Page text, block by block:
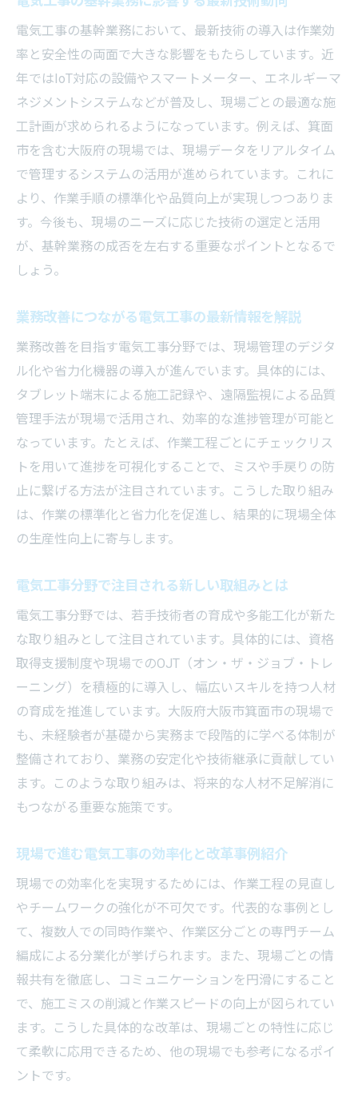
電気工事の基幹業務において、最新技術の導入は作業効
率と安全性の両面で大きな影響をもたらしています。近
年ではIoT対応の設備やスマートメーター、エネルギーマ
ネジメントシステムなどが普及し、現場ごとの最適な施
工計画が求められるようになっています。例えば、箕面
市を含む大阪府の現場では、現場データをリアルタイム
で管理するシステムの活用が進められています。これに
より、作業手順の標準化や品質向上が実現しつつありま
す。今後も、現場のニーズに応じた技術の選定と活用
が、基幹業務の成否を左右する重要なポイントとなるで
しょう。
業務改善につながる電気工事の最新情報を解説
業務改善を目指す電気工事分野では、現場管理のデジタ
ル化や省力化機器の導入が進んでいます。具体的には、
タブレット端末による施工記録や、遠隔監視による品質
管理手法が現場で活用され、効率的な進捗管理が可能と
なっています。たとえば、作業工程ごとにチェックリス
トを用いて進捗を可視化することで、ミスや手戻りの防
止に繋げる方法が注目されています。こうした取り組み
は、作業の標準化と省力化を促進し、結果的に現場全体
の生産性向上に寄与します。
電気工事分野で注目される新しい取組みとは
電気工事分野では、若手技術者の育成や多能工化が新た
な取り組みとして注目されています。具体的には、資格
取得支援制度や現場でのOJT（オン・ザ・ジョブ・トレ
ーニング）を積極的に導入し、幅広いスキルを持つ人材
の育成を推進しています。大阪府大阪市箕面市の現場で
も、未経験者が基礎から実務まで段階的に学べる体制が
整備されており、業務の安定化や技術継承に貢献してい
ます。このような取り組みは、将来的な人材不足解消に
もつながる重要な施策です。
現場で進む電気工事の効率化と改革事例紹介
現場での効率化を実現するためには、作業工程の見直し
やチームワークの強化が不可欠です。代表的な事例とし
て、複数人での同時作業や、作業区分ごとの専門チーム
編成による分業化が挙げられます。また、現場ごとの情
報共有を徹底し、コミュニケーションを円滑にすること
で、施工ミスの削減と作業スピードの向上が図られてい
ます。こうした具体的な改革は、現場ごとの特性に応じ
て柔軟に応用できるため、他の現場でも参考になるポイ
ントです。